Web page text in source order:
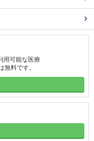
用可能な医療
無料です。